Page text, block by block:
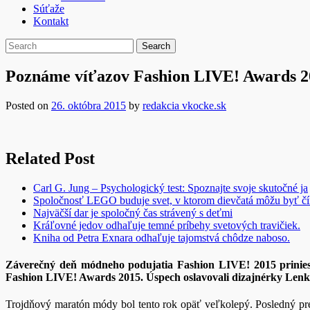
Súťaže
Kontakt
Poznáme víťazov Fashion LIVE! Awards
Posted on 26. októbra 2015 by redakcia vkocke.sk
Related Post
Carl G. Jung – Psychologický test: Spoznajte svoje skutočné ja
Spoločnosť LEGO buduje svet, v ktorom dievčatá môžu byť
Najväčší dar je spoločný čas strávený s deťmi
Kráľovné jedov odhaľuje temné príbehy svetových travičiek.
Kniha od Petra Exnara odhaľuje tajomstvá chôdze naboso.
Záverečný deň módneho podujatia Fashion LIVE! 2015
Fashion LIVE! Awards 2015. Úspech oslavovali dizajnérky
Trojdňový maratón módy bol tento rok opäť veľkolepý. Posledný